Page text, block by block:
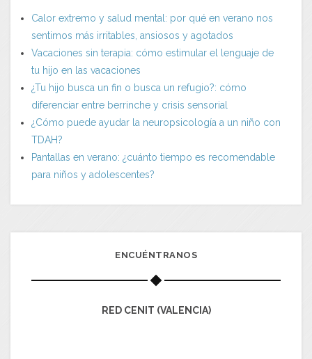
Calor extremo y salud mental: por qué en verano nos
sentimos más irritables, ansiosos y agotados
Vacaciones sin terapia: cómo estimular el lenguaje de
tu hijo en las vacaciones
¿Tu hijo busca un fin o busca un refugio?: cómo
diferenciar entre berrinche y crisis sensorial
¿Cómo puede ayudar la neuropsicología a un niño con
TDAH?
Pantallas en verano: ¿cuánto tiempo es recomendable
para niños y adolescentes?
ENCUÉNTRANOS
RED CENIT (VALENCIA)